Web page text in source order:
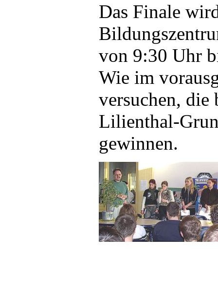
Das Finale
von 9:30 Uhr
Wie im
versuchen, die
Lilienthal-
gewinnen.